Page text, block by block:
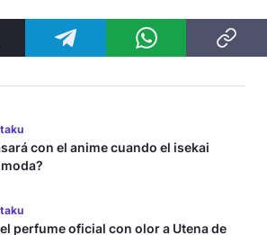
con el anime cuando el isekai
perfume oficial con olor a Utena de